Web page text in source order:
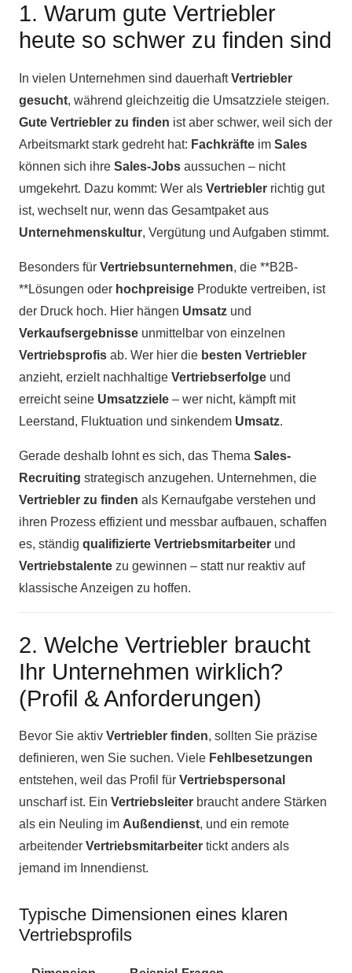
1. Warum gute Vertriebler
heute so schwer zu finden sind
In vielen Unternehmen sind dauerhaftVertriebler
gesucht, während gleichzeitig die Umsatzziele steigen.
Gute Vertriebler zu finden ist aber schwer, weil sich der
Arbeitsmarkt stark gedreht hat: Fachkräfte im Sales
können sich ihre Sales-Jobs aussuchen – nicht
umgekehrt. Dazu kommt: Wer als Vertriebler richtig gut
ist, wechselt nur, wenn das Gesamtpaket aus
Unternehmenskultur, Vergütung und Aufgaben stimmt.
Besonders für Vertriebsunternehmen, die **B2B-
**Lösungen oder hochpreisige Produkte vertreiben, ist
der Druck hoch. Hier hängen Umsatz und
Verkaufsergebnisse unmittelbar von einzelnen
Vertriebsprofis ab. Wer hier die besten Vertriebler
anzieht, erzielt nachhaltige Vertriebserfolge und
erreicht seine Umsatzziele – wer nicht, kämpft mit
Leerstand, Fluktuation und sinkendem Umsatz.
Gerade deshalb lohnt es sich, das Thema Sales-
Recruiting strategisch anzugehen. Unternehmen, die
Vertriebler zu finden als Kernaufgabe verstehen und
ihren Prozess effizient und messbar aufbauen, schaffen
es, ständig qualifizierte Vertriebsmitarbeiter und
Vertriebstalente zu gewinnen – statt nur reaktiv auf
klassische Anzeigen zu hoffen.
2. Welche Vertriebler braucht
Ihr Unternehmen wirklich?
(Profil & Anforderungen)
Bevor Sie aktiv Vertriebler finden, sollten Sie präzise
definieren, wen Sie suchen. Viele Fehlbesetzungen
entstehen, weil das Profil für Vertriebspersonal
unscharf ist. Ein Vertriebsleiter braucht andere Stärken
als ein Neuling im Außendienst, und ein remote
arbeitender Vertriebsmitarbeiter tickt anders als
jemand im Innendienst.
Typische Dimensionen eines klaren
Vertriebsprofils